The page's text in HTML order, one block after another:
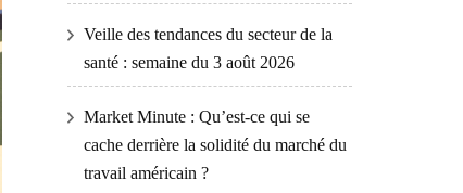
Veille des tendances du secteur de la
santé : semaine du 3 août 2026
Market Minute : Qu’est-ce qui se
cache derrière la solidité du marché du
travail américain ?